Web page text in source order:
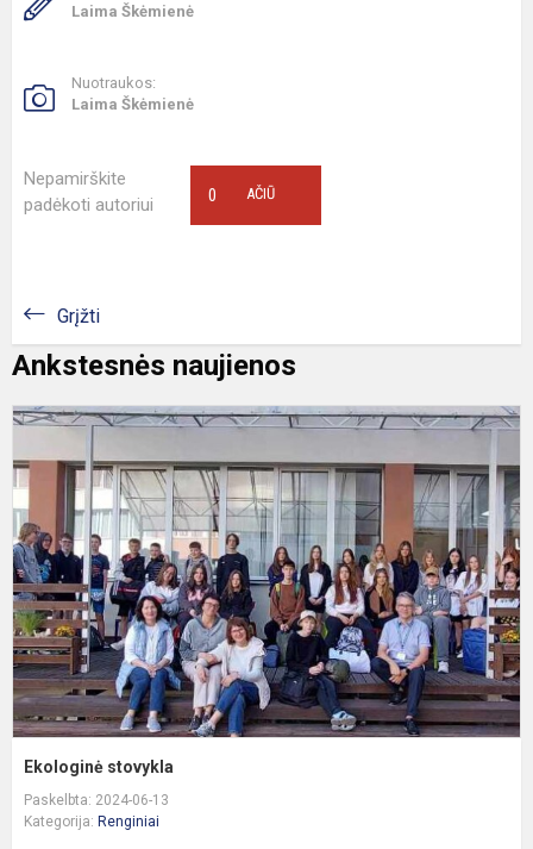
Laima Škėmienė
Nuotraukos:
Laima Škėmienė
Nepamirškite
padėkoti autoriui
AČIŪ
0
Grįžti
Ankstesnės naujienos
Ekologinė stovykla
Paskelbta: 2024-06-13
Kategorija: Renginiai